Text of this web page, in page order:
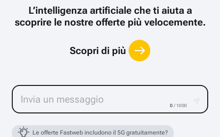
L’intelligenza artificiale che ti aiuta a
scoprire le nostre offerte più velocemente.
Scopri di più
0 / 1000
Le offerte Fastweb includono il 5G gratuitamente?